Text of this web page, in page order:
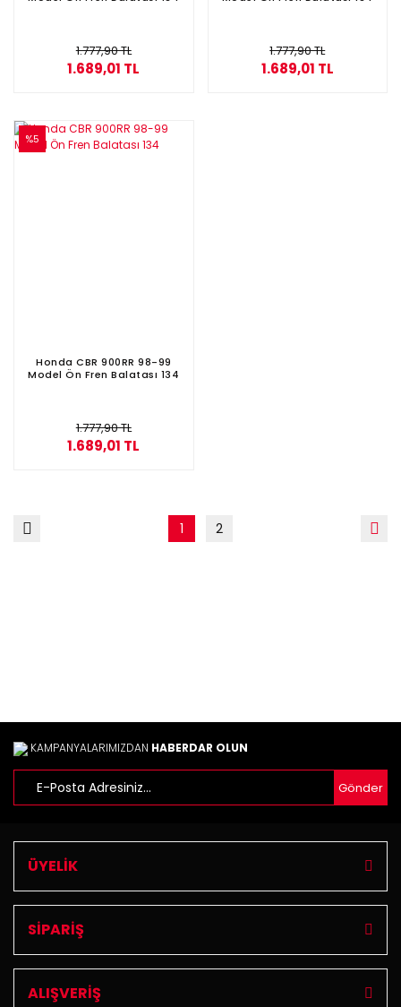
1.777,90 TL
1.689,01 TL
1.777,90 TL
1.689,01 TL
%5
Honda CBR 900RR 98-99
Model Ön Fren Balatası 134
1.777,90 TL
1.689,01 TL
1 2
KAMPANYALARIMIZDAN HABERDAR OLUN
Gönder
ÜYELİK
SİPARİŞ
ALIŞVERİŞ